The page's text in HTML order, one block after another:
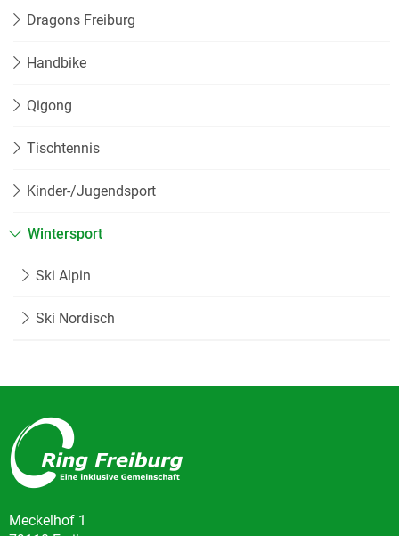
Dragons Freiburg
Handbike
Qigong
Tischtennis
Kinder-/Jugendsport
Wintersport
Ski Alpin
Ski Nordisch
Meckelhof 1